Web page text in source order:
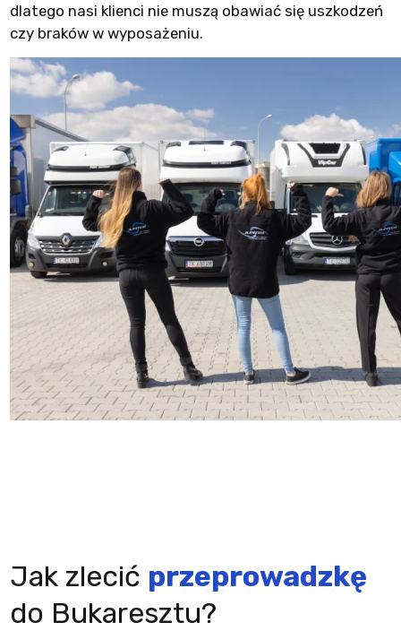
dlatego nasi klienci nie muszą obawiać się uszkodzeń
czy braków w wyposażeniu.
Jak zlecić przeprowadzkę
do Bukaresztu?